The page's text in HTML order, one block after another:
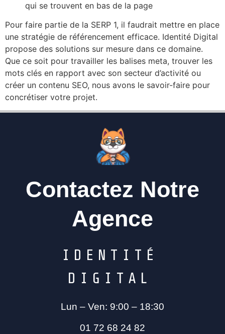
qui se trouvent en bas de la page
Pour faire partie de la SERP 1, il faudrait mettre en place
une stratégie de référencement efficace. Identité Digital
propose des solutions sur mesure dans ce domaine.
Que ce soit pour travailler les balises meta, trouver les
mots clés en rapport avec son secteur d’activité ou
créer un contenu SEO, nous avons le savoir-faire pour
concrétiser votre projet.
Contactez Notre
Agence
I D E N T I T É
D I G I T A L
Lun – Ven: 9:00 – 18:30
01 72 68 24 82